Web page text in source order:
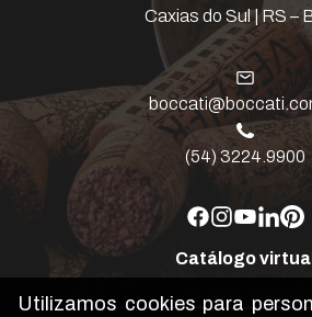
Caxias do Sul | RS –
(54) 3224.9900
Catálogo virtual
Utilizamos cookies para